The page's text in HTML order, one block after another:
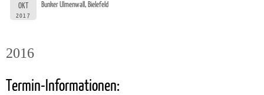
OKT
2017
Bunker Ulmenwall, Bielefeld
2016
Termin-Informationen: